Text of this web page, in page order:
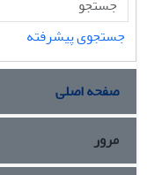
جستجوی پیشرفته
صفحه اصلی
مرور